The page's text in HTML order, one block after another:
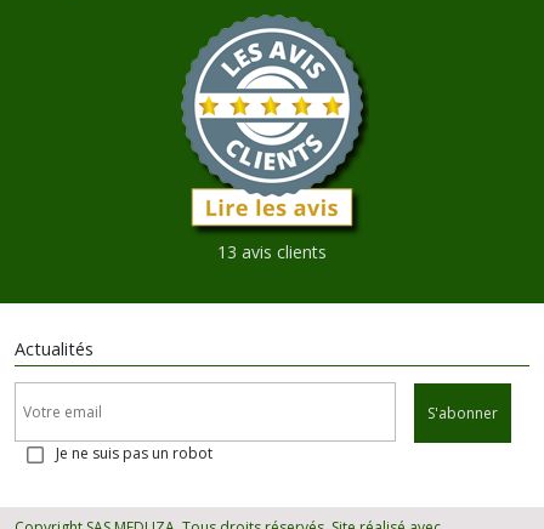
13 avis clients
Actualités
S'abonner
Je ne suis pas un robot